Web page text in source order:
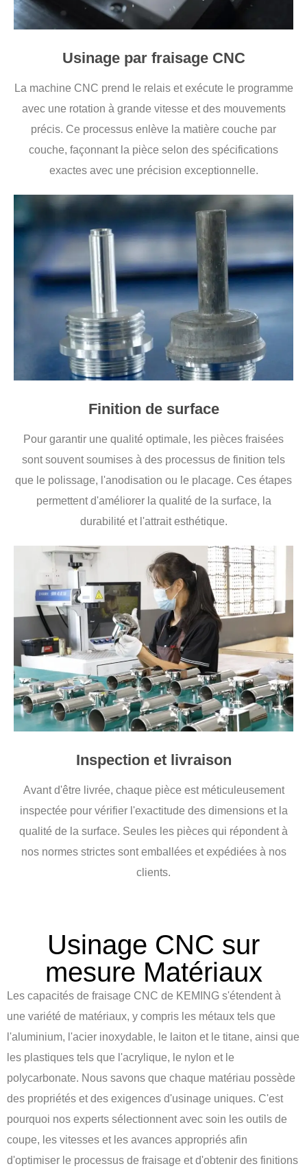
Usinage par fraisage CNC
La machine CNC prend le relais et exécute le programme
avec une rotation à grande vitesse et des mouvements
précis. Ce processus enlève la matière couche par
couche, façonnant la pièce selon des spécifications
exactes avec une précision exceptionnelle.
Finition de surface
Pour garantir une qualité optimale, les pièces fraisées
sont souvent soumises à des processus de finition tels
que le polissage, l'anodisation ou le placage. Ces étapes
permettent d'améliorer la qualité de la surface, la
durabilité et l'attrait esthétique.
Inspection et livraison
Avant d'être livrée, chaque pièce est méticuleusement
inspectée pour vérifier l'exactitude des dimensions et la
qualité de la surface. Seules les pièces qui répondent à
nos normes strictes sont emballées et expédiées à nos
clients.
Usinage CNC sur
mesure Matériaux
Les capacités de fraisage CNC de KEMING s'étendent à
une variété de matériaux, y compris les métaux tels que
l'aluminium, l'acier inoxydable, le laiton et le titane, ainsi que
les plastiques tels que l'acrylique, le nylon et le
polycarbonate. Nous savons que chaque matériau possède
des propriétés et des exigences d'usinage uniques. C'est
pourquoi nos experts sélectionnent avec soin les outils de
coupe, les vitesses et les avances appropriés afin
d'optimiser le processus de fraisage et d'obtenir des finitions